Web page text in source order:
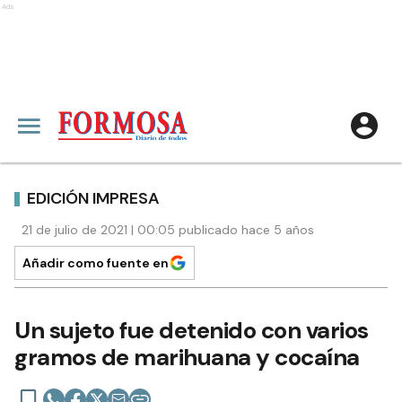
Ads
EDICIÓN IMPRESA
21 de julio de 2021 | 00:05 publicado hace 5 años
Añadir como fuente en
Un sujeto fue detenido con varios
gramos de marihuana y cocaína